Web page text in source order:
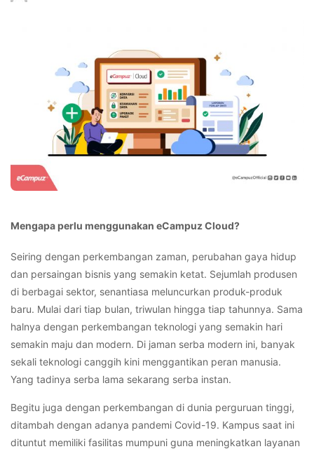
Mengapa perlu menggunakan eCampuz Cloud?
Seiring dengan perkembangan zaman, perubahan gaya hidup
dan persaingan bisnis yang semakin ketat. Sejumlah produsen
di berbagai sektor, senantiasa meluncurkan produk-produk
baru. Mulai dari tiap bulan, triwulan hingga tiap tahunnya. Sama
halnya dengan perkembangan teknologi yang semakin hari
semakin maju dan modern. Di jaman serba modern ini, banyak
sekali teknologi canggih kini menggantikan peran manusia.
Yang tadinya serba lama sekarang serba instan.
Begitu juga dengan perkembangan di dunia perguruan tinggi,
ditambah dengan adanya pandemi Covid-19. Kampus saat ini
dituntut memiliki fasilitas mumpuni guna meningkatkan layanan